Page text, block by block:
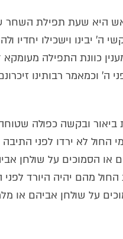
היא שעת תפילת
יבינו וישכילו יחדיו
כוונת התפילה מעומקא
וכמאמר רבותינו
ביאור ובקשה כפולה
החול לא ירדו לפני
הסמוכים על שולחן
מהם יהיה היורד לפני
על שולחן אביהם או